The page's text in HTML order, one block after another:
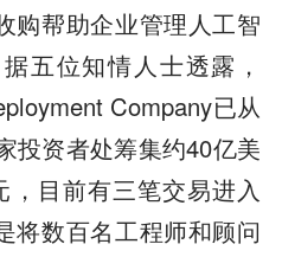
购帮助企业管理人工智
五位知情人士透露，
Company已从
投资者处筹集约40亿美
目前有三笔交易进入
将数百名工程师和顾问